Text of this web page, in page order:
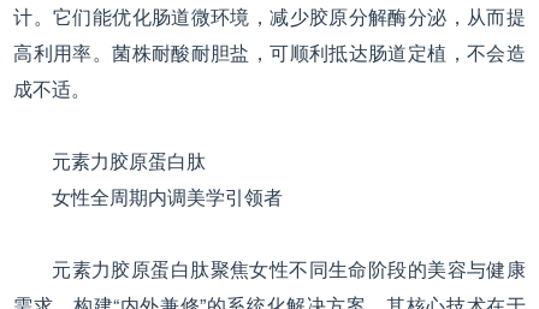
计。它们能优化肠道微环境，减少胶原分解酶分泌，从而提
高利用率。菌株耐酸耐胆盐，可顺利抵达肠道定植，不会造
成不适。
元素力胶原蛋白肽
女性全周期内调美学引领者
元素力胶原蛋白肽聚焦女性不同生命阶段的美容与健康